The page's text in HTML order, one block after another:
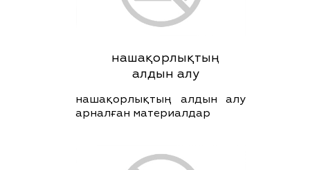
нашақорлықтың
алдын алу
нашақорлықтың алдын алу
арналған материалдар